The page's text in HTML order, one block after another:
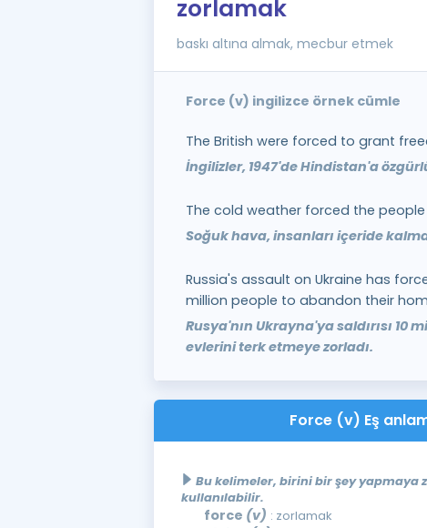
zorlamak
baskı altına almak, mecbur etmek
Force (v) ingilizce örnek cümle
The British were forced to grant
İngilizler, 1947'de Hindistan'a
The cold weather forced the
Soğuk hava, insanları içeride
Russia's assault on Ukraine has
million people to abandon their
Rusya'nın Ukrayna'ya saldırısı 10
evlerini terk etmeye zorladı.
Force (v) Eş
Bu kelimeler, birini bir şey yapmaya
kullanılabilir.
force (v) : zorlamak